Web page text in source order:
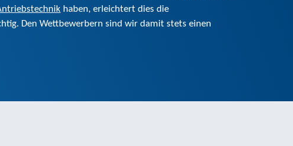
haben, erleichtert dies die
Den Wettbewerbern sind wir damit stets einen